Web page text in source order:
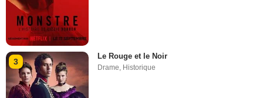
3
Le Rouge et le Noir
Drame, Historique